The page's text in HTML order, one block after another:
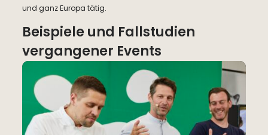
und ganz Europa tätig.
Beispiele und Fallstudien
vergangener Events